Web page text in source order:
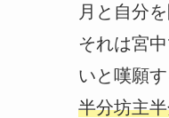
月と自分
それは宮
いと嘆願
半分坊主